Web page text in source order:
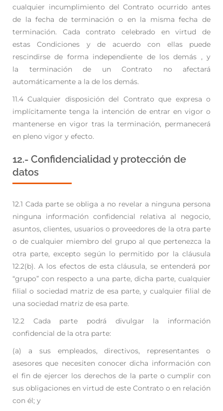
cualquier incumplimiento del Contrato ocurrido antes
de la fecha determinación o en la misma fecha de
terminación. Cada contrato celebrado en virtud de
estasCondiciones y de acuerdo con ellas puede
rescindirse de forma independiente de los demás , y
la terminación de un Contrato no afectará
automáticamente a la de los demás.
11.4 Cualquier disposición del Contrato que expresa o
implícitamente tenga la intención de entrar en vigor o
mantenerse en vigor tras la terminación, permanecerá
en pleno vigor y efecto.
12.- Confidencialidad y protección de
datos
12.1 Cada parte se obliga a no revelar a ninguna persona
ninguna información confidencial relativa al negocio,
asuntos, clientes, usuarios o proveedores de la otra parte
o de cualquier miembro del grupo al que pertenezca la
otra parte, excepto según lo permitido por la cláusula
12.2(b). A los efectos de esta cláusula, se entenderá por
“grupo” con respecto a una parte, dicha parte, cualquier
filial o sociedad matriz de esa parte, y cualquier filial de
una sociedad matriz de esa parte.
12.2 Cada parte podrá divulgar la información
confidencial de la otra parte:
(a) a sus empleados, directivos, representantes o
asesores que necesiten conocer dicha información con
el fin de ejercer los derechos de la parte o cumplir con
sus obligacionesen virtud de este Contrato o en relación
con él; y